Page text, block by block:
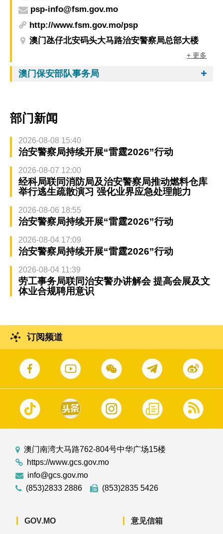
psp-info@fsm.gov.mo
http://www.fsm.gov.mo/psp
澳门氹仔北安码头大马路治安警察局总部大楼
+ 更多
澳门保安部队事务局
部门新闻
2026-08-08 15:40
治安警察局持续开展“雷霆2026”行动
2026-08-07 12:00
经科局联同消防局及治安警察局推动燃料仓库
举行逃生疏散演习 强化业界应急处理能力
2026-08-06 18:55
治安警察局持续开展“雷霆2026”行动
2026-08-04 17:09
治安警察局持续开展“雷霆2026”行动
2026-08-04 11:39
劳工事务局联同治安警办讲解会 提高会展及文
体业合规聘用意识
订阅频道
澳门南湾大马路762-804号中华广场15楼
https://www.gcs.gov.mo
info@gcs.gov.mo
(853)2833 2886
(853)2835 5426
GOV.MO 意见信箱